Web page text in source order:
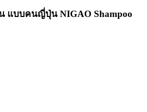
แบบคนญี่ปุ่น NIGAO Shampoo